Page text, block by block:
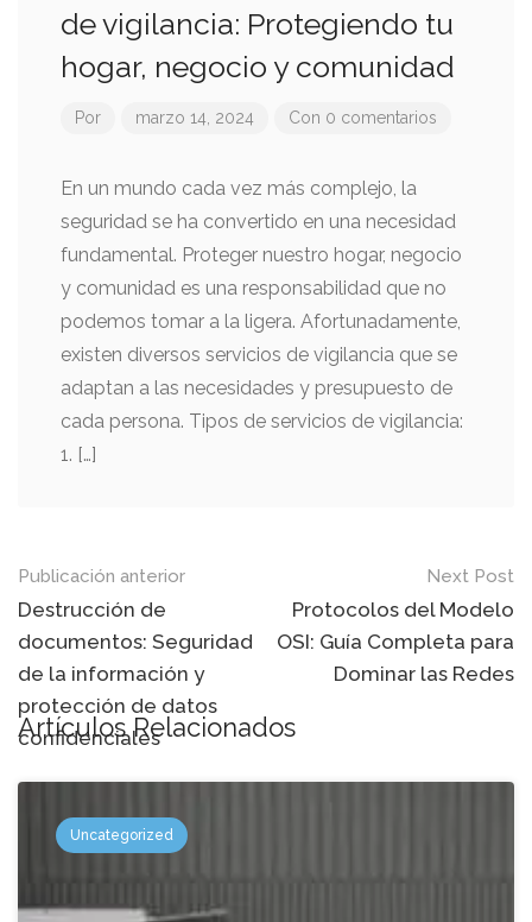
de vigilancia: Protegiendo tu
hogar, negocio y comunidad
Por marzo 14, 2024 Con 0 comentarios
En un mundo cada vez más complejo, la
seguridad se ha convertido en una necesidad
fundamental. Proteger nuestro hogar, negocio
y comunidad es una responsabilidad que no
podemos tomar a la ligera. Afortunadamente,
existen diversos servicios de vigilancia que se
adaptan a las necesidades y presupuesto de
cada persona. Tipos de servicios de vigilancia:
1. […]
Mensaje
de
navegación
Publicación anterior
Destrucción de
documentos: Seguridad
de la información y
protección de datos
confidenciales
Next Post
Protocolos del Modelo
OSI: Guía Completa para
Dominar las Redes
Artículos Relacionados
Uncategorized